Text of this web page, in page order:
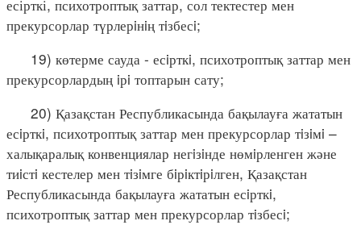
есірткі, психотроптық заттар, сол тектестер мен
прекурсорлар түрлерiнiң тiзбесi;
19) көтерме сауда - есiрткi, психотроптық заттар мен
прекурсорлардың iрi топтарын сату;
20) Қазақстан Республикасында бақылауға жататын
есiрткi, психотроптық заттар мен прекурсорлар тiзiмi –
халықаралық конвенциялар негiзiнде нөмiрленген және
тиiстi кестелер мен тiзiмге бiрiктiрiлген, Қазақстан
Республикасында бақылауға жататын есiрткi,
психотроптық заттар мен прекурсорлар тiзбесi;